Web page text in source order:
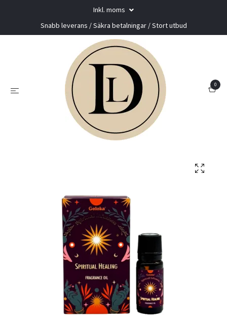
Inkl. moms
Snabb leverans / Säkra betalningar / Stort utbud
0